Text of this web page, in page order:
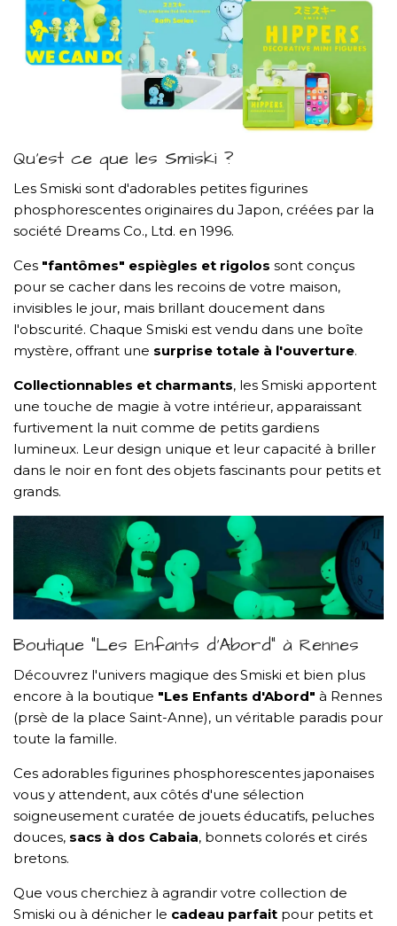
Qu'est ce que les Smiski ?
Les Smiski sont d'adorables petites figurines
phosphorescentes originaires du Japon, créées par la
société Dreams Co., Ltd. en 1996.
Ces "fantômes" espiègles et rigolos sont conçus
pour se cacher dans les recoins de votre maison,
invisibles le jour, mais brillant doucement dans
l'obscurité. Chaque Smiski est vendu dans une boîte
mystère, offrant une surprise totale à l'ouverture.
Collectionnables et charmants, les Smiski apportent
une touche de magie à votre intérieur, apparaissant
furtivement la nuit comme de petits gardiens
lumineux. Leur design unique et leur capacité à briller
dans le noir en font des objets fascinants pour petits et
grands.
Boutique "Les Enfants d'Abord" à Rennes
Découvrez l'univers magique des Smiski et bien plus
encore à la boutique "Les Enfants d'Abord" à Rennes
(prsè de la place Saint-Anne), un véritable paradis pour
toute la famille.
Ces adorables figurines phosphorescentes japonaises
vous y attendent, aux côtés d'une sélection
soigneusement curatée de jouets éducatifs, peluches
douces, sacs à dos Cabaia, bonnets colorés et cirés
bretons.
Que vous cherchiez à agrandir votre collection de
Smiski ou à dénicher le cadeau parfait pour petits et